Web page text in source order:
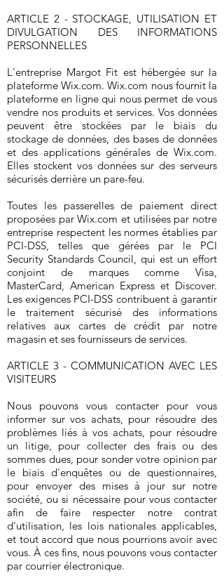
ARTICLE 2 - STOCKAGE, UTILISATION ET
DIVULGATION DES INFORMATIONS
PERSONNELLES
L'entreprise Margot Fit est hébergée sur la
plateforme Wix.com. Wix.com nous fournit la
plateforme en ligne qui nous permet de vous
vendre nos produits et services. Vos données
peuvent être stockées par le biais du
stockage de données, des bases de données
et des applications générales de Wix.com.
Elles stockent vos données sur des serveurs
sécurisés derrière un pare-feu.
Toutes les passerelles de paiement direct
proposées par Wix.com et utilisées par notre
entreprise respectent les normes établies par
PCI-DSS, telles que gérées par le PCI
Security Standards Council, qui est un effort
conjoint de marques comme Visa,
MasterCard, American Express et Discover.
Les exigences PCI-DSS contribuent à garantir
le traitement sécurisé des informations
relatives aux cartes de crédit par notre
magasin et ses fournisseurs de services.
ARTICLE 3 - COMMUNICATION AVEC LES
VISITEURS
Nous pouvons vous contacter pour vous
informer sur vos achats, pour résoudre des
problèmes liés à vos achats, pour résoudre
un litige, pour collecter des frais ou des
sommes dues, pour sonder votre opinion par
le biais d'enquêtes ou de questionnaires,
pour envoyer des mises à jour sur notre
société, ou si nécessaire pour vous contacter
afin de faire respecter notre contrat
d'utilisation, les lois nationales applicables,
et tout accord que nous pourrions avoir avec
vous. À ces fins, nous pouvons vous contacter
par courrier électronique.